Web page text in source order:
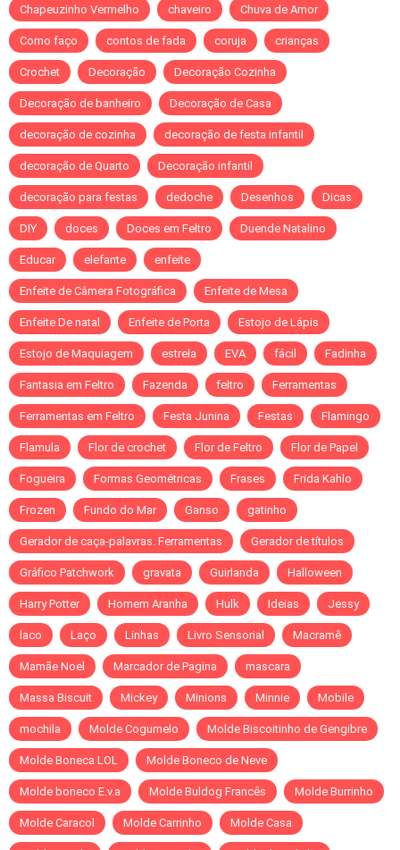
Chapeuzinho Vermelho chaveiro Chuva de Amor
Como faço contos de fada coruja crianças
Crochet Decoração Decoração Cozinha
Decoração de banheiro Decoração de Casa
decoração de cozinha decoração de festa infantil
decoração de Quarto Decoração infantil
decoração para festas dedoche Desenhos Dicas
DIY doces Doces em Feltro Duende Natalino
Educar elefante enfeite
Enfeite de Câmera Fotográfica Enfeite de Mesa
Enfeite De natal Enfeite de Porta Estojo de Lápis
Estojo de Maquiagem estrela EVA fácil Fadinha
Fantasia em Feltro Fazenda feltro Ferramentas
Ferramentas em Feltro Festa Junina Festas Flamingo
Flamula Flor de crochet Flor de Feltro Flor de Papel
Fogueira Formas Geométricas Frases Frida Kahlo
Frozen Fundo do Mar Ganso gatinho
Gerador de caça-palavras. Ferramentas Gerador de títulos
Gráfico Patchwork gravata Guirlanda Halloween
Harry Potter Homem Aranha Hulk Ideias Jessy
laco Laço Linhas Livro Sensorial Macramê
Mamãe Noel Marcador de Pagina mascara
Massa Biscuit Mickey Minions Minnie Mobile
mochila Molde Cogumelo Molde Biscoitinho de Gengibre
Molde Boneca LOL Molde Boneco de Neve
Molde boneco E.v.a Molde Buldog Francês Molde Burrinho
Molde Caracol Molde Carrinho Molde Casa